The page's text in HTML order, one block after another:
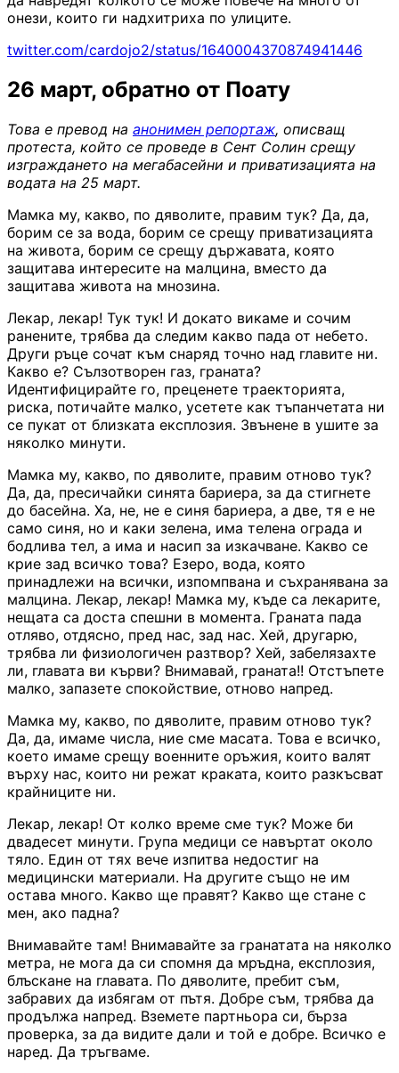
онези, които ги надхитриха по улиците.
twitter.com/cardojo2/status/1640004370874941446
26 март, обратно от Поату
Това е превод на анонимен репортаж, описващ
протеста, който се проведе в Сент Солин срещу
изграждането на мегабасейни и приватизацията на
водата на 25 март.
Мамка му, какво, по дяволите, правим тук? Да, да,
борим се за вода, борим се срещу приватизацията
на живота, борим се срещу държавата, която
защитава интересите на малцина, вместо да
защитава живота на мнозина.
Лекар, лекар! Тук тук! И докато викаме и сочим
ранените, трябва да следим какво пада от небето.
Други ръце сочат към снаряд точно над главите ни.
Какво е? Сълзотворен газ, граната?
Идентифицирайте го, преценете траекторията,
риска, потичайте малко, усетете как тъпанчетата ни
се пукат от близката експлозия. Звънене в ушите за
няколко минути.
Мамка му, какво, по дяволите, правим отново тук?
Да, да, пресичайки синята бариера, за да стигнете
до басейна. Ха, не, не е синя бариера, а две, тя е не
само синя, но и каки зелена, има телена ограда и
бодлива тел, а има и насип за изкачване. Какво се
крие зад всичко това? Езеро, вода, която
принадлежи на всички, изпомпвана и съхранявана за
малцина. Лекар, лекар! Мамка му, къде са лекарите,
нещата са доста спешни в момента. Граната пада
отляво, отдясно, пред нас, зад нас. Хей, другарю,
трябва ли физиологичен разтвор? Хей, забелязахте
ли, главата ви кърви? Внимавай, граната!! Отстъпете
малко, запазете спокойствие, отново напред.
Мамка му, какво, по дяволите, правим отново тук?
Да, да, имаме числа, ние сме масата. Това е всичко,
което имаме срещу военните оръжия, които валят
върху нас, които ни режат краката, които разкъсват
крайниците ни.
Лекар, лекар! От колко време сме тук? Може би
двадесет минути. Група медици се навъртат около
тяло. Един от тях вече изпитва недостиг на
медицински материали. На другите също не им
остава много. Какво ще правят? Какво ще стане с
мен, ако падна?
Внимавайте там! Внимавайте за гранатата на няколко
метра, не мога да си спомня да мръдна, експлозия,
блъскане на главата. По дяволите, пребит съм,
забравих да избягам от пътя. Добре съм, трябва да
продължа напред. Вземете партньора си, бърза
проверка, за да видите дали и той е добре. Всичко е
наред. Да тръгваме.